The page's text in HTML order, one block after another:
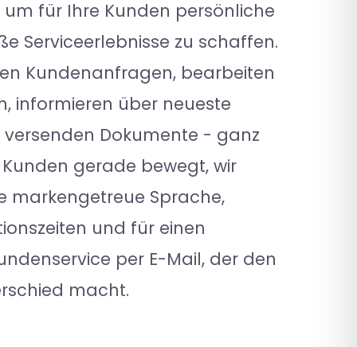
um für Ihre Kunden persönliche
Serviceerlebnisse zu schaffen.
Kundenanfragen, bearbeiten
informieren über neueste
Dokumente - ganz
gerade bewegt, wir
markengetreue Sprache,
und für einen
per E-Mail, der den
macht.